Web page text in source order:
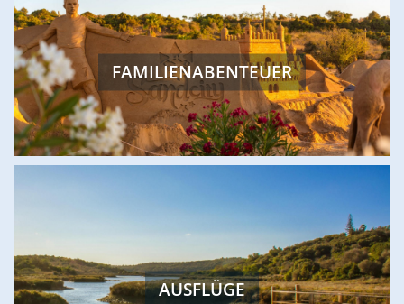
FEATURED
FAMILIENABENTEUER
AUSFLÜGE